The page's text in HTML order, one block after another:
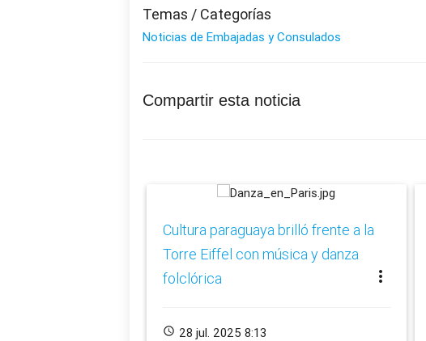
Temas / Categorías
Noticias de Embajadas y Consulados
Compartir esta noticia
​Cultura paraguaya brilló frente a la
Torre Eiffel con música y danza
folclórica
more_vert
schedule 28 jul. 2025 8:13